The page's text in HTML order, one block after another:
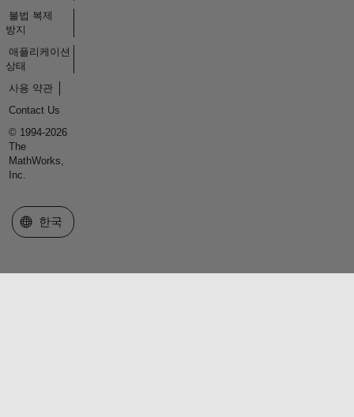
불법 복제
방지
애플리케이션
상태
사용 약관
Contact Us
© 1994-2026
The
MathWorks,
Inc.
웹사이트 선택
한국